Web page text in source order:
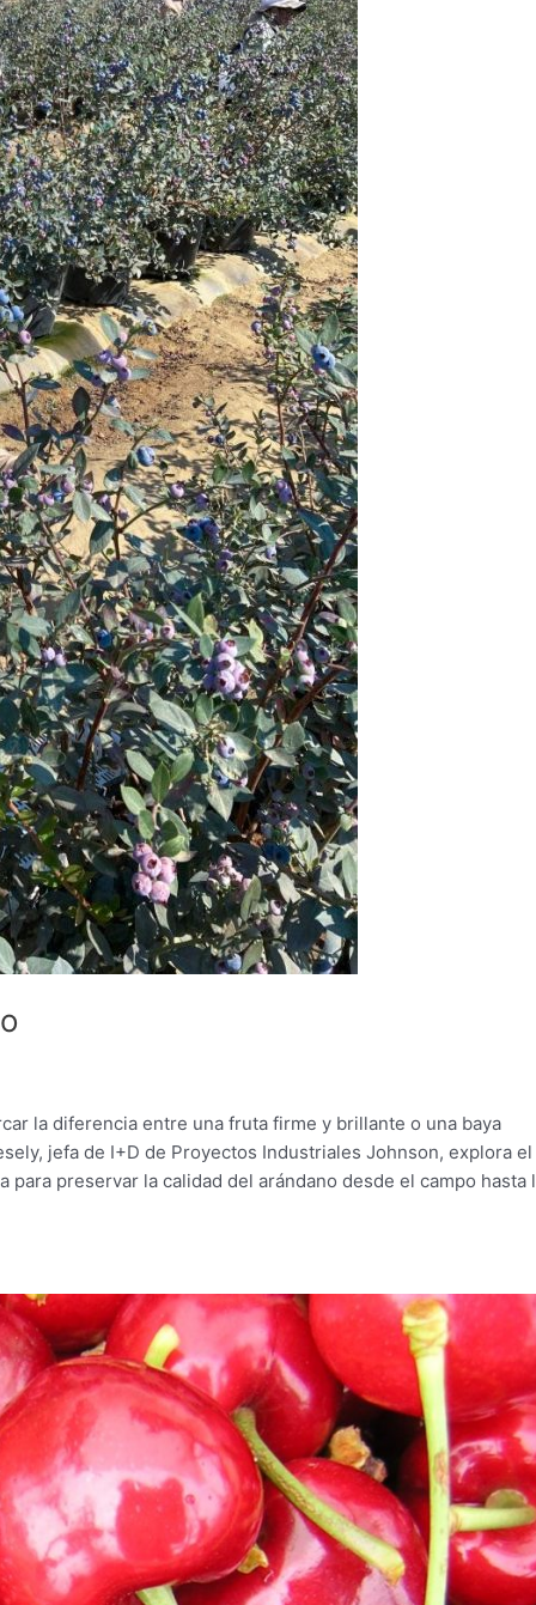
la diferencia entre una fruta firme y brillante o una baya
jefa de I+D de Proyectos Industriales Johnson, explora
preservar la calidad del arándano desde el campo hasta